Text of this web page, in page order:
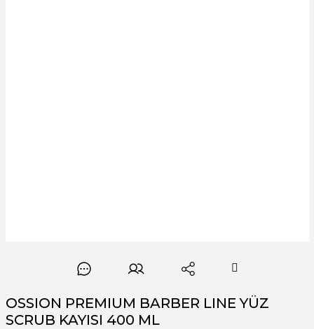
OSSION PREMIUM BARBER LINE YÜZ
SCRUB KAYISI 400 ML